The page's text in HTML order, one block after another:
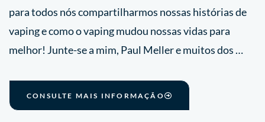
para todos nós compartilharmos nossas histórias de
vaping e como o vaping mudou nossas vidas para
melhor! Junte-se a mim, Paul Meller e muitos dos …
CONSULTE MAIS INFORMAÇÃO